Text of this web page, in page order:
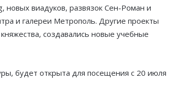
новых виадуков, развязок Сен-Роман и
и галереи Метрополь. Другие проекты
создавались новые учебные
будет открыта для посещения с 20 июля